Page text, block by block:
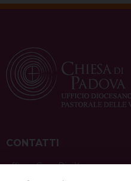
CONTATTI
ufficio: Casa Pio X